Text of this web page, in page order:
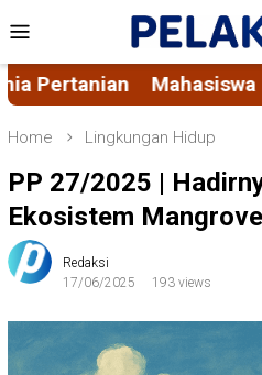
to
content
Menu
116 Unhas Rintis
Home Lingkungan Hidup
PP 27/2025 |
Ekosistem Mangrove
Redaksi
17/06/2025
193 views